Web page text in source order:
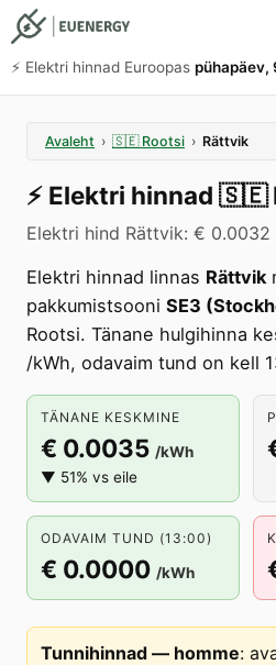
⚡️ Elektri hinnad Euroopas pühapäev,
Avaleht › 🇸🇪 Rootsi › Rättvik
⚡️ Elektri hinnad 🇸🇪
Elektri hind Rättvik: € 0.0032
Elektri hinnad linnas Rättvik
pakkumistsooni SE3
Rootsi. Tänane hulgihinna
/kWh, odavaim tund on kell
TÄNANE KESKMINE
€ 0.0035 /kWh
▼ 51% vs eile
ODAVAIM TUND (13:00)
€ 0.0000 /kWh
Tunnihinnad — homme: